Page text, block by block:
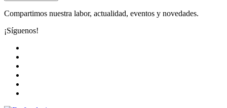
Compartimos nuestra labor, actualidad, eventos y novedades.
¡Síguenos!